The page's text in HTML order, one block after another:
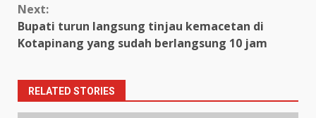
Next:
Bupati turun langsung tinjau kemacetan di
Kotapinang yang sudah berlangsung 10 jam
RELATED STORIES